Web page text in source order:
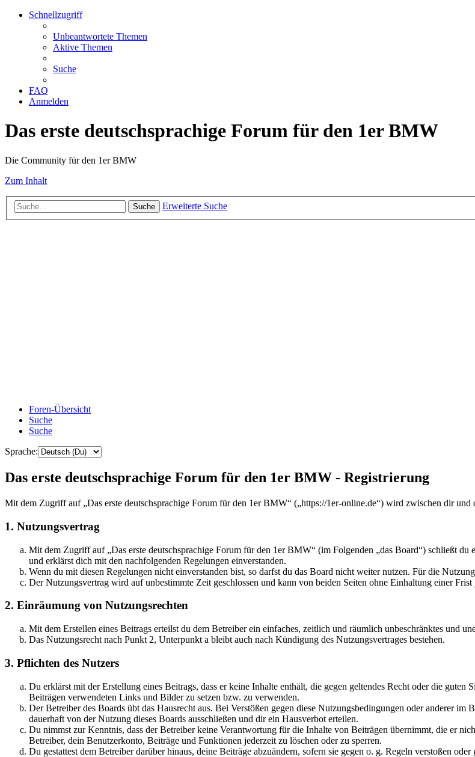
Schnellzugriff
Unbeantwortete Themen
Aktive Themen
Suche
FAQ
Anmelden
Das erste deutschsprachige Forum für den 1er BMW
Die Community für den 1er BMW
Zum Inhalt
Suche Erweiterte Suche
Foren-Übersicht
Suche
Suche
Sprache:
Das erste deutschsprachige Forum für den 1er BMW - Registrierung
Mit dem Zugriff auf „Das erste deutschsprachige Forum für den 1er BMW“ („https://1er-online.de“) wird zwischen dir und
1. Nutzungsvertrag
Mit dem Zugriff auf „Das erste deutschsprachige Forum für den 1er BMW“ (im Folgenden „das Board“) schließt
und erklärst dich mit den nachfolgenden Regelungen einverstanden.
Wenn du mit diesen Regelungen nicht einverstanden bist, so darfst du das Board nicht weiter nutzen. Für die
Der Nutzungsvertrag wird auf unbestimmte Zeit geschlossen und kann von beiden Seiten ohne Einhaltung einer
2. Einräumung von Nutzungsrechten
Mit dem Erstellen eines Beitrags erteilst du dem Betreiber ein einfaches, zeitlich und räumlich unbeschränktes und
Das Nutzungsrecht nach Punkt 2, Unterpunkt a bleibt auch nach Kündigung des Nutzungsvertrages bestehen.
3. Pflichten des Nutzers
Du erklärst mit der Erstellung eines Beitrags, dass er keine Inhalte enthält, die gegen geltendes Recht oder die guten
Beiträgen verwendeten Links und Bilder zu setzen bzw. zu verwenden.
Der Betreiber des Boards übt das Hausrecht aus. Bei Verstößen gegen diese Nutzungsbedingungen oder anderer
dauerhaft von der Nutzung dieses Boards ausschließen und dir ein Hausverbot erteilen.
Du nimmst zur Kenntnis, dass der Betreiber keine Verantwortung für die Inhalte von Beiträgen übernimmt, die er
Betreiber, dein Benutzerkonto, Beiträge und Funktionen jederzeit zu löschen oder zu sperren.
Du gestattest dem Betreiber darüber hinaus, deine Beiträge abzuändern, sofern sie gegen o. g. Regeln verstoßen